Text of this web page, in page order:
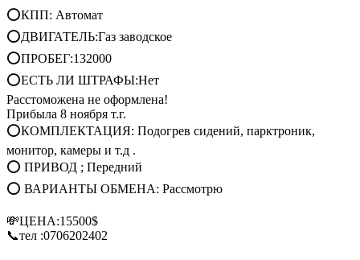
⭕КПП: Автомат
⭕ДВИГАТЕЛЬ:Газ заводское
⭕ПРОБЕГ:132000
⭕ЕСТЬ ЛИ ШТРАФЫ:Нет
Расстоможена не оформлена!
Прибыла 8 ноября т.г.
⭕КОМПЛЕКТАЦИЯ: Подогрев сидений, парктроник,
монитор, камеры и т.д .
⭕ ПРИВОД ; Передний
⭕ ВАРИАНТЫ ОБМЕНА: Рассмотрю
💸ЦЕНА:15500$
📞тел :0706202402